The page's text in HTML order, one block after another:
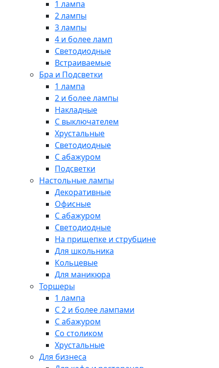
1 лампа
2 лампы
3 лампы
4 и более ламп
Светодиодные
Встраиваемые
Бра и Подсветки
1 лампа
2 и более лампы
Накладные
С выключателем
Хрустальные
Светодиодные
С абажуром
Подсветки
Настольные лампы
Декоративные
Офисные
С абажуром
Светодиодные
На прищепке и струбцине
Для школьника
Кольцевые
Для маникюра
Торшеры
1 лампа
С 2 и более лампами
С абажуром
Со столиком
Хрустальные
Для бизнеса